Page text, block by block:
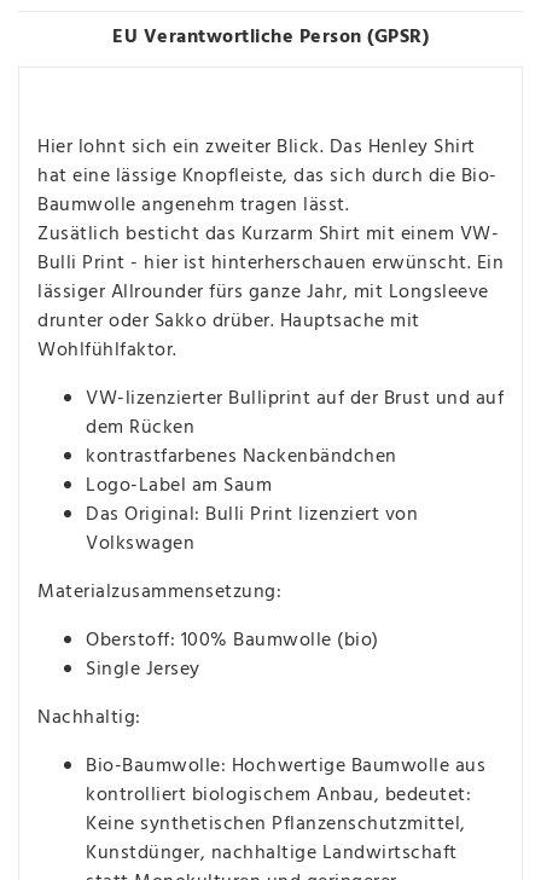
EU Verantwortliche Person (GPSR)
Hier lohnt sich ein zweiter Blick. Das Henley Shirt
hat eine lässige Knopfleiste, das sich durch die Bio-
Baumwolle angenehm tragen lässt.
Zusätlich besticht das Kurzarm Shirt mit einem VW-
Bulli Print - hier ist hinterherschauen erwünscht. Ein
lässiger Allrounder fürs ganze Jahr, mit Longsleeve
drunter oder Sakko drüber. Hauptsache mit
Wohlfühlfaktor.
VW-lizenzierter Bulliprint auf der Brust und auf
dem Rücken
kontrastfarbenes Nackenbändchen
Logo-Label am Saum
Das Original: Bulli Print lizenziert von
Volkswagen
Materialzusammensetzung:
Oberstoff: 100% Baumwolle (bio)
Single Jersey
Nachhaltig:
Bio-Baumwolle: Hochwertige Baumwolle aus
kontrolliert biologischem Anbau, bedeutet:
Keine synthetischen Pflanzenschutzmittel,
Kunstdünger, nachhaltige Landwirtschaft